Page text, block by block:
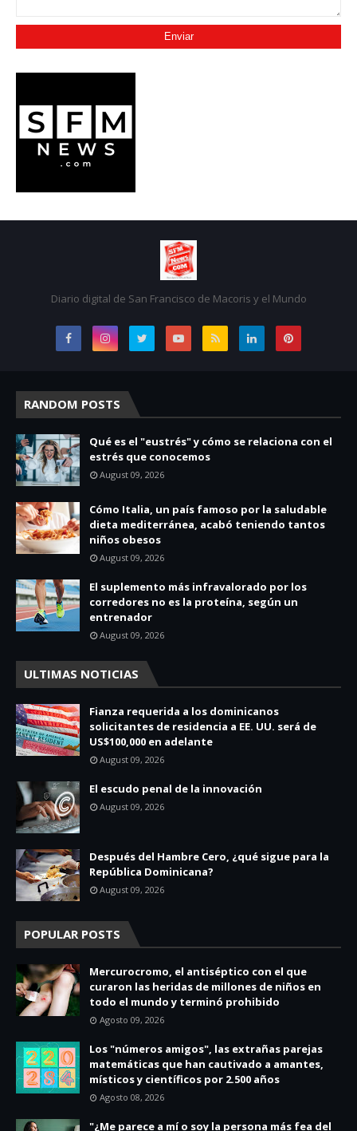
Diario digital de San Francisco de Macoris y el Mundo
RANDOM POSTS
Qué es el "eustrés" y cómo se relaciona con el
estrés que conocemos
August 09, 2026
Cómo Italia, un país famoso por la saludable
dieta mediterránea, acabó teniendo tantos
niños obesos
August 09, 2026
El suplemento más infravalorado por los
corredores no es la proteína, según un
entrenador
August 09, 2026
ULTIMAS NOTICIAS
Fianza requerida a los dominicanos
solicitantes de residencia a EE. UU. será de
US$100,000 en adelante
August 09, 2026
El escudo penal de la innovación
August 09, 2026
Después del Hambre Cero, ¿qué sigue para la
República Dominicana?
August 09, 2026
POPULAR POSTS
Mercurocromo, el antiséptico con el que
curaron las heridas de millones de niños en
todo el mundo y terminó prohibido
Agosto 09, 2026
Los "números amigos", las extrañas parejas
matemáticas que han cautivado a amantes,
místicos y científicos por 2.500 años
Agosto 08, 2026
"¿Me parece a mí o soy la persona más fea del